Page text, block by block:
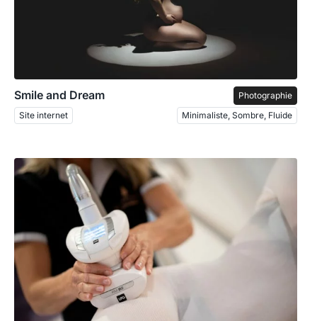
Smile and Dream
Photographie
Site internet
Minimaliste, Sombre, Fluide